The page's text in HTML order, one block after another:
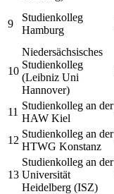
9
Studienkolleg
Hamburg
10
Niedersächsisches
Studienkolleg
(Leibniz Uni
Hannover)
11
Studienkolleg an der
HAW Kiel
12
Studienkolleg an der
HTWG Konstanz
13
Studienkolleg an der
Universität
Heidelberg (ISZ)